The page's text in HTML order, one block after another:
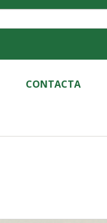
CONTACTA